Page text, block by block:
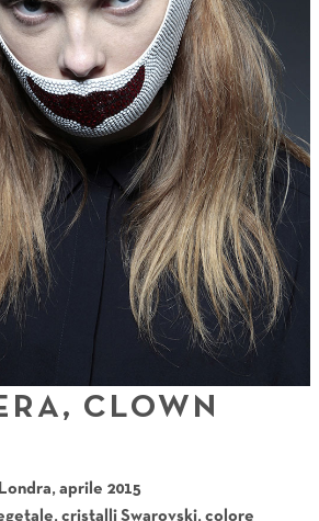
CLOWN
aprile 2015
cristalli Swarovski, colore